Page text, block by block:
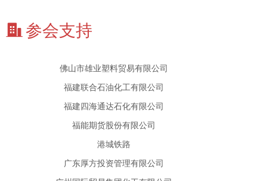
参会支持佛山市雄业塑料贸易有限公司
福建四海通达石化有限公司
福能期货股份有限公司
港城铁路
广东厚方投资管理有限公司
广州国际贸易集团化工有限公司
国海良时期货有限公司